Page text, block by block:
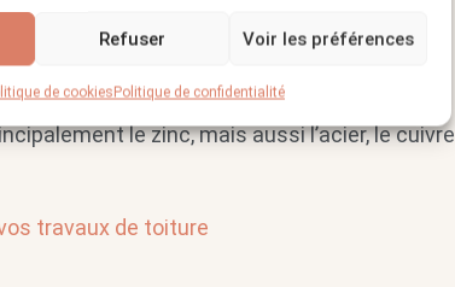
Refuser Voir les préférences
de cookiesPolitique de confidentialité
métalliques de la toiture. Il réalise les
le zinc, mais aussi l’acier, le cuivre
travaux de toiture